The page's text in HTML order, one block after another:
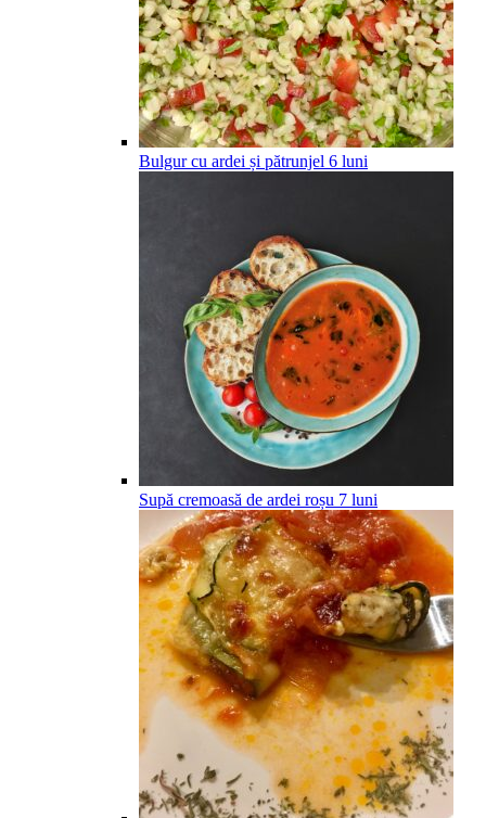
Bulgur cu ardei și pătrunjel 6 luni
Supă cremoasă de ardei roșu 7 luni